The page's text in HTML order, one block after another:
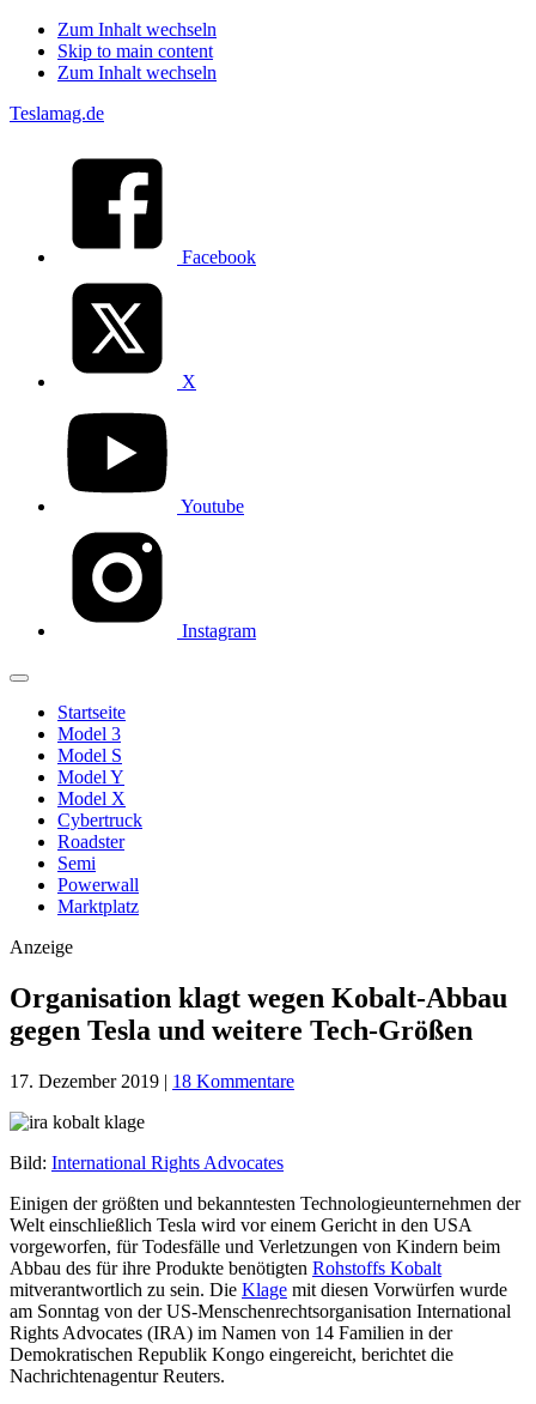
Zum Inhalt wechseln
Skip to main content
Zum Inhalt wechseln
Teslamag.de
Facebook
X
Youtube
Instagram
Startseite
Model 3
Model S
Model Y
Model X
Cybertruck
Roadster
Semi
Powerwall
Marktplatz
Anzeige
Organisation klagt wegen Kobalt-Abbau
gegen Tesla und weitere Tech-Größen
17. Dezember 2019 | 18 Kommentare
Bild: International Rights Advocates
Einigen der größten und bekanntesten Technologieunternehmen der
Welt einschließlich Tesla wird vor einem Gericht in den USA
vorgeworfen, für Todesfälle und Verletzungen von Kindern beim
Abbau des für ihre Produkte benötigten Rohstoffs Kobalt
mitverantwortlich zu sein. Die Klage mit diesen Vorwürfen wurde
am Sonntag von der US-Menschenrechtsorganisation International
Rights Advocates (IRA) im Namen von 14 Familien in der
Demokratischen Republik Kongo eingereicht, berichtet die
Nachrichtenagentur Reuters.